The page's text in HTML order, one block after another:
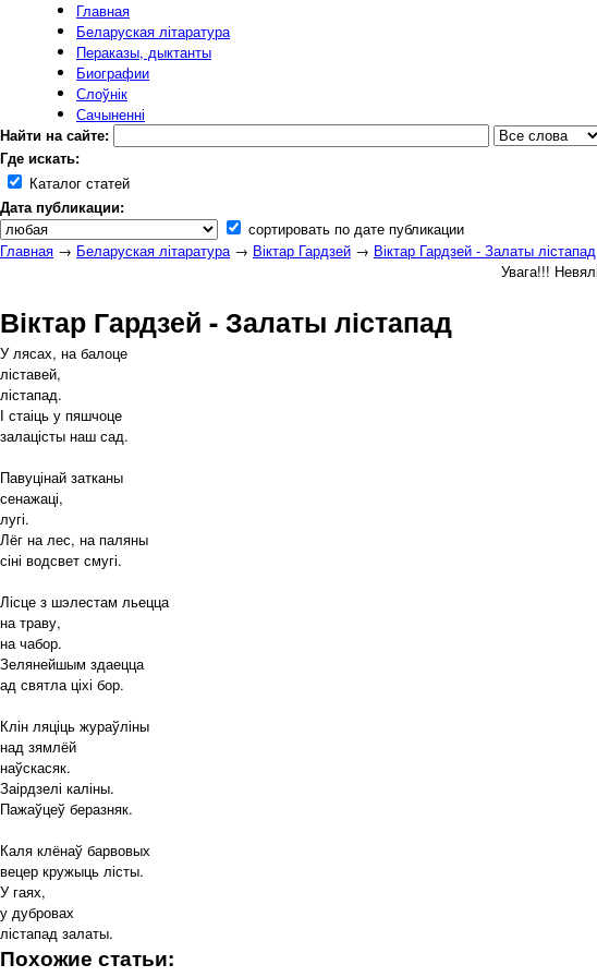
Главная
Беларуская літаратура
Пераказы, дыктанты
Биографии
Слоўнік
Сачыненні
Найти на сайте:
Где искать:
Каталог статей
Дата публикации:
сортировать по дате публикации
Главная → Беларуская літаратура→ Віктар Гардзей → Віктар Гардзей - Залаты лістапад
Увага!!!
Віктар Гардзей - Залаты лістапад
У лясах, на балоце
ліставей,
лістапад.
І стаіць у пяшчоце
залацісты наш сад.
Павуцінай затканы
сенажаці,
лугі.
Лёг на лес, на паляны
сіні водсвет смугі.
Лісце з шэлестам льецца
на траву,
на чабор.
Зелянейшым здаецца
ад святла ціхі бор.
Клін ляціць жураўліны
над зямлёй
наўскасяк.
Заірдзелі каліны.
Пажаўцеў беразняк.
Каля клёнаў барвовых
вецер кружыць лісты.
У гаях,
у дубровах
лістапад залаты.
Похожие статьи: